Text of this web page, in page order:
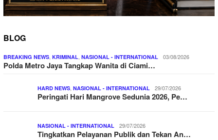
BLOG
BREAKING NEWS KRIMINAL NASIONAL - INTERNATIONAL 03/08/2026
Polda Metro Jaya Tangkap Wanita di Ciami…
HARD NEWS NASIONAL - INTERNATIONAL 29/07/2026
Peringati Hari Mangrove Sedunia 2026, Pe…
NASIONAL - INTERNATIONAL 29/07/2026
Tingkatkan Pelayanan Publik dan Tekan An…